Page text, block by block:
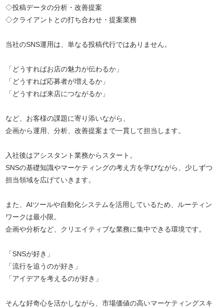
◇投稿データの分析・改善提案
◇クライアントとの打ち合わせ・提案業務
当社のSNS運用は、単なる投稿代行ではありません。
「どうすればお店の魅力が伝わるか」
「どうすれば応募者が増えるか」
「どうすれば来店につながるか」
など、お客様の課題に寄り添いながら、
企画から運用、分析、改善提案まで一貫して担当します。
入社後はアシスタント業務からスタート。
SNSの基礎知識やマーケティングの考え方を学びながら、少しずつ
担当領域を広げていきます。
また、AIツールや自動化システムを活用しているため、ルーティン
ワークは最小限。
企画や分析など、クリエイティブな業務に集中できる環境です。
「SNSが好き」
「流行を追うのが好き」
「アイデアを考えるのが好き」
そんな好奇心を活かしながら、市場価値の高いマーケティングスキ